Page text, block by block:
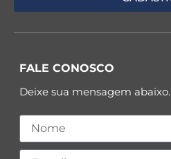
FALE CONOSCO
Deixe sua mensagem abaixo.